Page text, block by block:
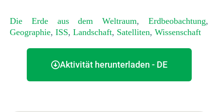
Die Erde aus dem Weltraum,Erdbeobachtung,
Geographie, ISS, Landschaft, Satelliten, Wissenschaft
Aktivität herunterladen - DE